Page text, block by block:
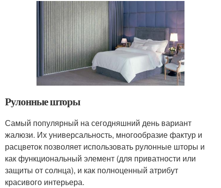
Рулонные шторы
Самый популярный на сегодняшний день вариант
жалюзи. Их универсальность, многообразие фактур и
расцветок позволяет использовать рулонные шторы и
как функциональный элемент (для приватности или
защиты от солнца), и как полноценный атрибут
красивого интерьера.